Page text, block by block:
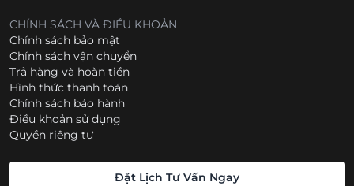
CHÍNH SÁCH VÀ ĐIỀU KHOẢN
Chính sách bảo mật
Chính sách vận chuyển
Trả hàng và hoàn tiền
Hình thức thanh toán
Chính sách bảo hành
Điều khoản sử dụng
Quyền riêng tư
Đặt Lịch Tư Vấn Ngay